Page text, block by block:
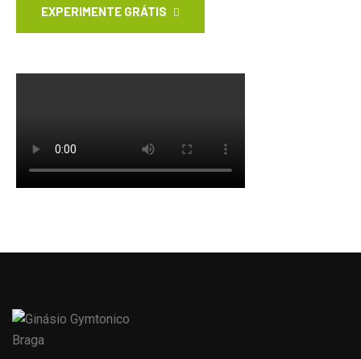
EXPERIMENTE GRÁTIS